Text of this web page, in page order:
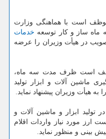
ساز و كار توسعه خدمات
در هیأت وزیران را عرضه
است ظرف مدت سه ماه،
ماشین آلات و ابزار تولید
به هیأت وزیران پیشنهاد نماید.
تولید ابزار و ماشین آلات و
ارز مورد نیاز واردات اقلام
بینی و منظور نماید.